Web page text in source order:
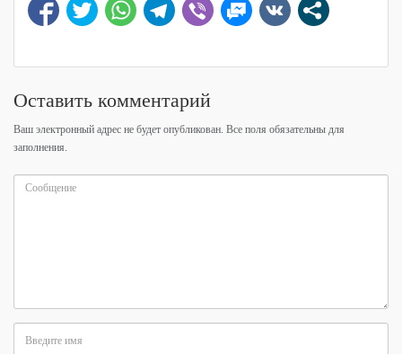
Оставить комментарий
Ваш электронный адрес не будет опубликован. Все поля обязательны для
заполнения.